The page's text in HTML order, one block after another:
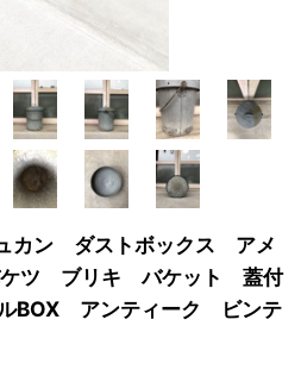
カン ダストボックス アメ
ツ ブリキ バケット 蓋付
BOX アンティーク ビンテ